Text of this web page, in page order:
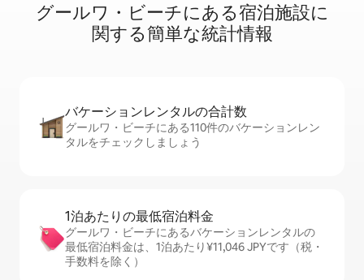
グールワ・ビーチに⁠あ⁠る宿⁠泊⁠施⁠設⁠に
関⁠す⁠る簡⁠単⁠な統⁠計⁠情⁠報
バケーションレ⁠ン⁠タ⁠ル⁠の合⁠計⁠数
グールワ・ビーチにある110件のバケーションレン
タルをチェックしましょう
1泊あたりの最⁠低⁠宿⁠泊⁠料⁠金
グールワ・ビーチにあるバケーションレンタルの
最低宿泊料金は、1泊あたり¥11,046 JPYです（税・
手数料を除く）